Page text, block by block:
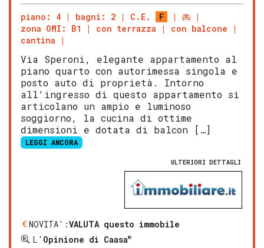
piano: 4 bagni: 2 C.E.
F
zona OMI: B1
con terrazza
con balcone
cantina
Via Speroni, elegante appartamento al
piano quarto con autorimessa singola e
posto auto di proprietà. Intorno
all'ingresso di questo appartamento si
articolano un ampio e luminoso
soggiorno, la cucina di ottime
dimensioni e dotata di balcon […]
LEGGI ANCORA
ULTERIORI DETTAGLI
NOVITA':VALUTA questo immobile
L' Opinione di Caasa®